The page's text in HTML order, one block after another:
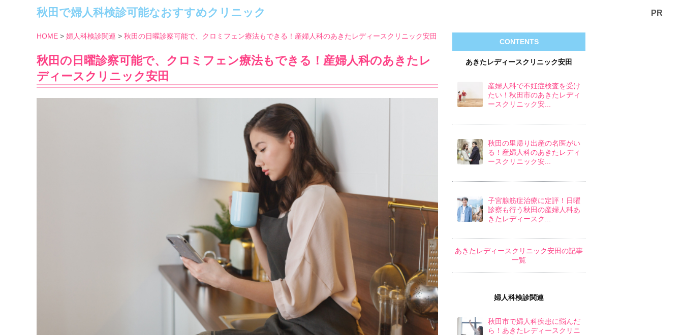
秋田で婦人科検診可能なおすすめクリニック PR
HOME 婦人科検診関連 秋田の日曜診察可能で、クロミフェン療法もできる！産婦人科のあきたレディースクリニック安田
秋田の日曜診察可能で、クロミフェン療法もできる！産婦人科のあきたレ
ディースクリニック安田
CONTENTS
あきたレディースクリニック安田
産婦人科で不妊症検査を受け
たい！秋田市のあきたレディ
ースクリニック安...
秋田の里帰り出産の名医がい
る！産婦人科のあきたレディ
ースクリニック安...
子宮腺筋症治療に定評！日曜
診察も行う秋田の産婦人科あ
きたレディースク...
あきたレディースクリニック安田の記事
一覧
婦人科検診関連
秋田市で婦人科疾患に悩んだ
ら！あきたレディースクリニ